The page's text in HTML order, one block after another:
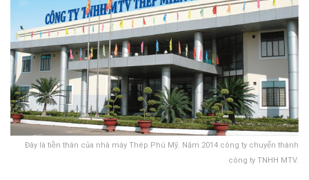
Đây là tiền thân của nhà máy Thép Phú Mỹ. Năm 2014 công ty chuyển thành
công ty TNHH MTV.